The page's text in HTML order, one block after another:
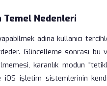
Temel Nedenleri
adına kullanıcı
Güncelleme sonrası bu
karanlık modun
iOS işletim sistemlerinin